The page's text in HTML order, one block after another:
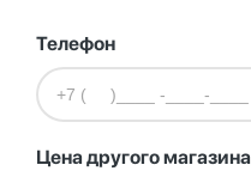
Телефон
Цена другого магазина